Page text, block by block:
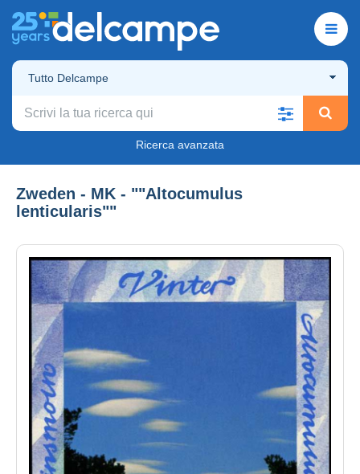
Tutto Delcampe
Ricerca avanzata
Zweden - MK - ""Altocumulus
lenticularis""